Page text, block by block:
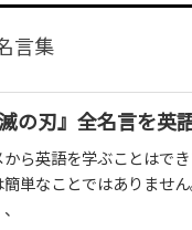
言集
滅の刃』全名言を英
から英語を学ぶことはで
単なことではありませ